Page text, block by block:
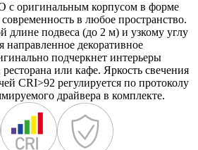
с оригинальным корпусом в форме
в любое пространство.
длине подвеса (до 2 м) и узкому углу
направленное декоративное
подчеркнет интерьеры
или кафе. Яркость свечения
CRI>92 регулируется по протоколу
драйвера в комплекте.